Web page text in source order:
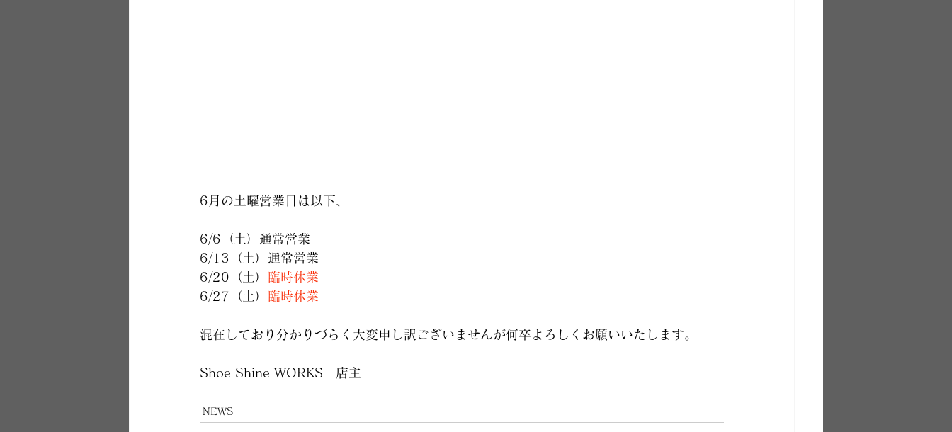
6月の土曜営業日は以下、
6/6（土）通常営業
6/13（土）通常営業
6/20（土） 臨時休業
6/27（土） 臨時休業
混在しており分かりづらく大変申し訳ございませんが何卒よろしくお願いいたします。
Shoe Shine WORKS　店主
NEWS